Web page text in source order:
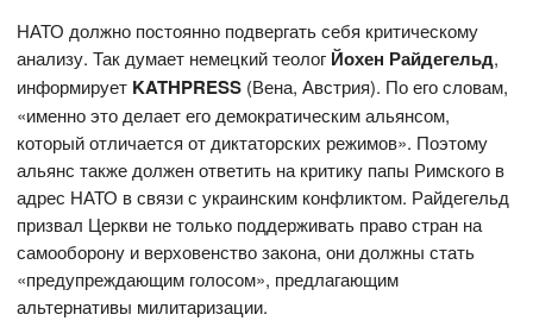
НАТО должно постоянно подвергать себя критическому
анализу. Так думает немецкий теолог Йохен Райдегельд,
информирует KATHPRESS (Вена, Австрия). По его словам,
«именно это делает его демократическим альянсом,
который отличается от диктаторских режимов». Поэтому
альянс также должен ответить на критику папы Римского в
адрес НАТО в связи с украинским конфликтом. Райдегельд
призвал Церкви не только поддерживать право стран на
самооборону и верховенство закона, они должны стать
«предупреждающим голосом», предлагающим
альтернативы милитаризации.